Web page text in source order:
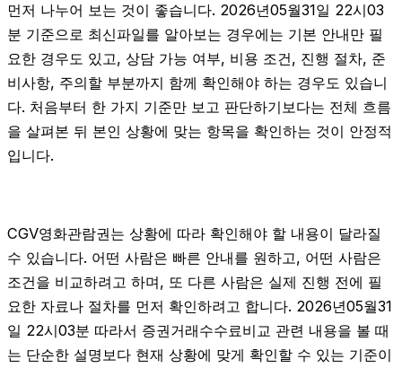
먼저 나누어 보는 것이 좋습니다. 2026년05월31일 22시03
분 기준으로 최신파일를 알아보는 경우에는 기본 안내만 필
요한 경우도 있고, 상담 가능 여부, 비용 조건, 진행 절차, 준
비사항, 주의할 부분까지 함께 확인해야 하는 경우도 있습니
다. 처음부터 한 가지 기준만 보고 판단하기보다는 전체 흐름
을 살펴본 뒤 본인 상황에 맞는 항목을 확인하는 것이 안정적
입니다.
CGV영화관람권는 상황에 따라 확인해야 할 내용이 달라질
수 있습니다. 어떤 사람은 빠른 안내를 원하고, 어떤 사람은
조건을 비교하려고 하며, 또 다른 사람은 실제 진행 전에 필
요한 자료나 절차를 먼저 확인하려고 합니다. 2026년05월31
일 22시03분 따라서 증권거래수수료비교 관련 내용을 볼 때
는 단순한 설명보다 현재 상황에 맞게 확인할 수 있는 기준이